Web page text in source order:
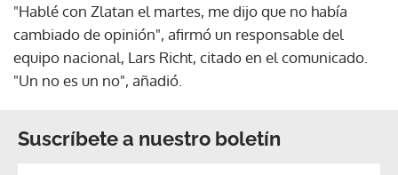
"Hablé con Zlatan el martes, me dijo que no había
cambiado de opinión", afirmó un responsable del
equipo nacional, Lars Richt, citado en el comunicado.
"Un no es un no", añadió.
Suscríbete a nuestro boletín